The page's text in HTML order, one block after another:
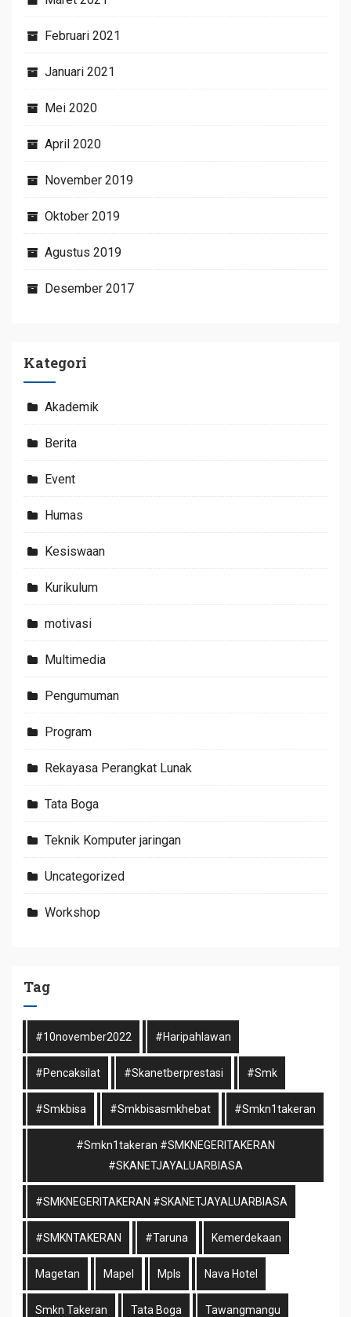
Februari 2021
Januari 2021
Mei 2020
April 2020
November 2019
Oktober 2019
Agustus 2019
Desember 2017
Kategori
Akademik
Berita
Event
Humas
Kesiswaan
Kurikulum
motivasi
Multimedia
Pengumuman
Program
Rekayasa Perangkat Lunak
Tata Boga
Teknik Komputer jaringan
Uncategorized
Workshop
Tag
#10november2022 #haripahlawan
#pencaksilat #skanetberprestasi #smk
#smkbisa #smkbisasmkhebat #smkn1takeran
#smkn1takeran #SMKNEGERITAKERAN
#SKANETJAYALUARBIASA
#SMKNEGERITAKERAN #SKANETJAYALUARBIASA
#SMKNTAKERAN #taruna Kemerdekaan
Magetan Mapel Mpls Nava Hotel
Smkn Takeran Tata Boga Tawangmangu